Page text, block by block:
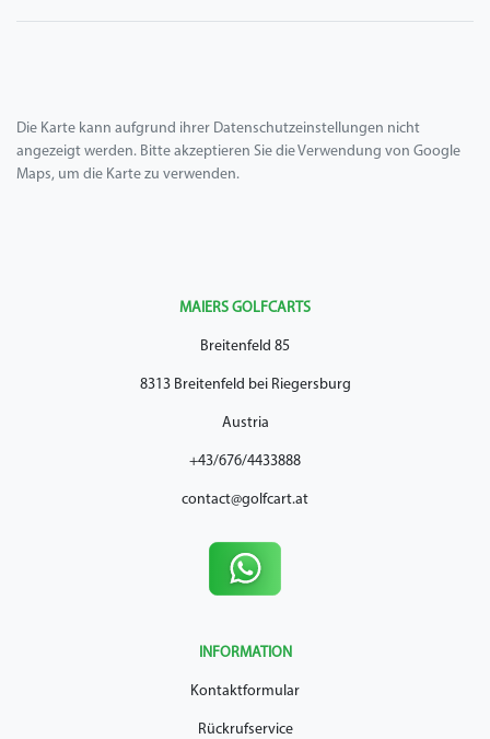
Die Karte kann aufgrund ihrer Datenschutzeinstellungen nicht
angezeigt werden. Bitte akzeptieren Sie die Verwendung von Google
Maps, um die Karte zu verwenden.
MAIERS GOLFCARTS
Breitenfeld 85
8313 Breitenfeld bei Riegersburg
Austria
+43/676/4433888
contact@golfcart.at
INFORMATION
Kontaktformular
Rückrufservice